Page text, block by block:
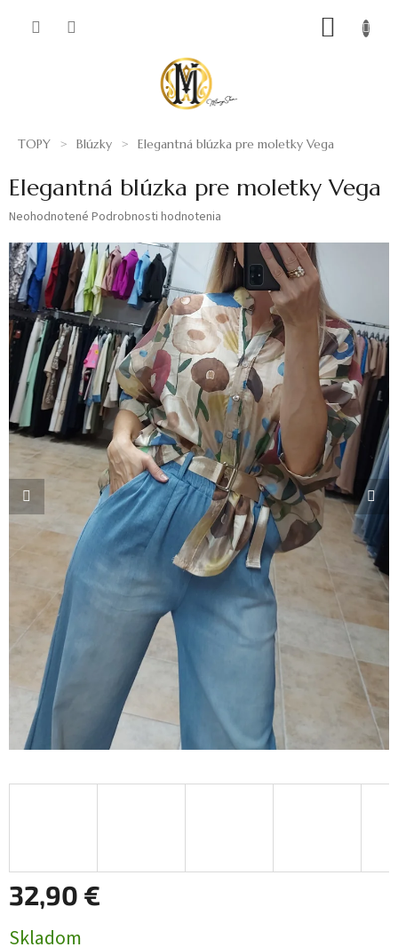
TOPY Blúzky Elegantná blúzka pre moletky Vega
Elegantná blúzka pre moletky Vega
Priemerné
produktu
je
0,0
z
5
hviezdičiek.
Neohodnotené Podrobnosti hodnotenia
32,90 €
cena:
Skladom